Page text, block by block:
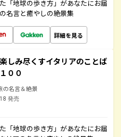
「地球の歩き方」があなたにお届
名言と癒やしの絶景集
詳細を見る
しみ尽くすイタリアのことば
００
の名言＆絶景
発売
「地球の歩き方」があなたにお届